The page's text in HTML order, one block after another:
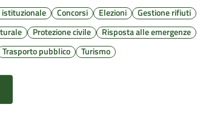
istituzionale Concorsi Elezioni
Gestione rifiuti
Protezione civile
Risposta alle emergenze
Trasporto pubblico Turismo